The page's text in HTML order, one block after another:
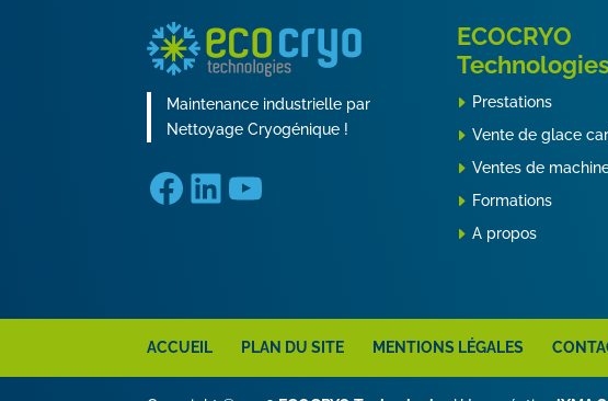
Maintenance industrielle par
Nettoyage Cryogénique !
Facebook
LinkedIn
YouTube
ECOCRYO
Prestations
Vente de glace
Ventes de
Formations
A propos
ACCUEIL PLAN DU SITE MENTIONS LÉGALES